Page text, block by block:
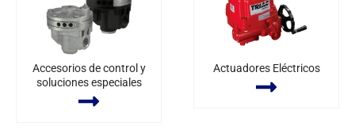
Accesorios de control y
soluciones especiales
Actuadores Eléctricos